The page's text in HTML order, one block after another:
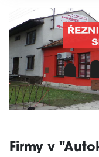
Firmy v